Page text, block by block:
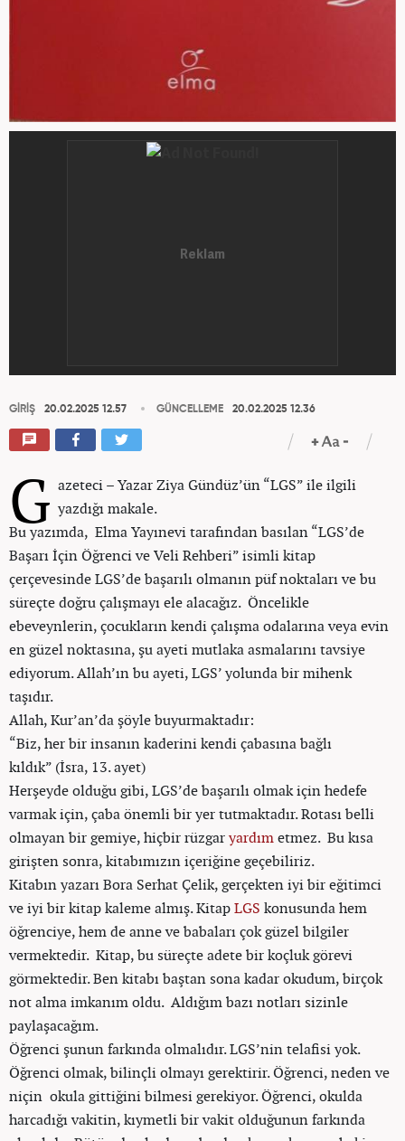
GİRİŞ 20.02.2025 12.57 GÜNCELLEME 20.02.2025 12.36
G azeteci – Yazar Ziya Gündüz’ün “LGS” ile ilgili
yazdığı makale.
Bu yazımda, Elma Yayınevi tarafından basılan “LGS’de
Başarı İçin Öğrenci ve Veli Rehberi” isimli kitap
çerçevesinde LGS’de başarılı olmanın püf noktaları ve bu
süreçte doğru çalışmayı ele alacağız. Öncelikle
ebeveynlerin, çocukların kendi çalışma odalarına veya evin
en güzel noktasına, şu ayeti mutlaka asmalarını tavsiye
ediyorum. Allah’ın bu ayeti, LGS’ yolunda bir mihenk
taşıdır.
Allah, Kur’an’da şöyle buyurmaktadır:
“Biz, her bir insanın kaderini kendi çabasına bağlı
kıldık” (İsra, 13. ayet)
Herşeyde olduğu gibi, LGS’de başarılı olmak için hedefe
varmak için, çaba önemli bir yer tutmaktadır. Rotası belli
olmayan bir gemiye, hiçbir rüzgaryardımetmez. Bu kısa
girişten sonra, kitabımızın içeriğine geçebiliriz.
Kitabın yazarı Bora Serhat Çelik, gerçekten iyi bir eğitimci
ve iyi bir kitap kaleme almış. KitapLGS konusunda hem
öğrenciye, hem de anne ve babaları çok güzel bilgiler
vermektedir. Kitap, bu süreçte adete bir koçluk görevi
görmektedir. Ben kitabı baştan sona kadar okudum, birçok
not alma imkanım oldu. Aldığım bazı notları sizinle
paylaşacağım.
Öğrenci şunun farkında olmalıdır. LGS’nin telafisi yok.
Öğrenci olmak, bilinçli olmayı gerektirir. Öğrenci, neden ve
niçin okula gittiğini bilmesi gerekiyor. Öğrenci, okulda
harcadığı vakitin, kıymetli bir vakit olduğunun farkında